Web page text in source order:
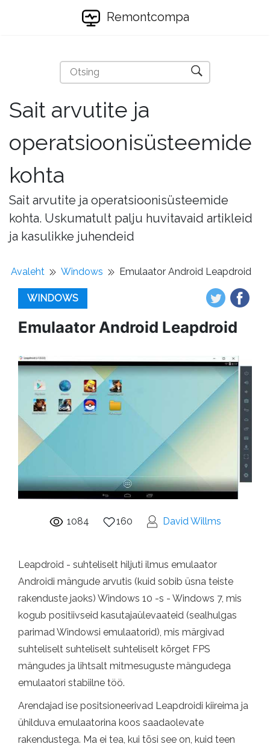
Remontcompa
Sait arvutite ja
operatsioonisüsteemide
kohta
Sait arvutite ja operatsioonisüsteemide
kohta. Uskumatult palju huvitavaid artikleid
ja kasulikke juhendeid
Avaleht Windows Emulaator Android Leapdroid
WINDOWS
Emulaator Android Leapdroid
1084 160 David Willms
Leapdroid - suhteliselt hiljuti ilmus emulaator
Androidi mängude arvutis (kuid sobib üsna teiste
rakenduste jaoks) Windows 10 -s - Windows 7, mis
kogub positiivseid kasutajaülevaateid (sealhulgas
parimad Windowsi emulaatorid), mis märgivad
suhteliselt suhteliselt suhteliselt kõrget FPS
mängudes ja lihtsalt mitmesuguste mängudega
emulaatori stabiilne töö.
Arendajad ise positsioneerivad Leapdroidi kiireima ja
ühilduva emulaatorina koos saadaolevate
rakendustega. Ma ei tea, kui tõsi see on, kuid teen